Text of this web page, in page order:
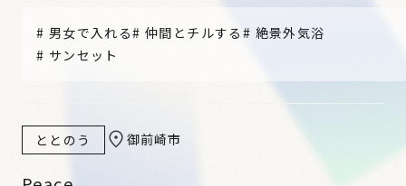
# 男女で入れる#仲間とチルする # 絶景外気浴
# サンセット
ととのう 御前崎市